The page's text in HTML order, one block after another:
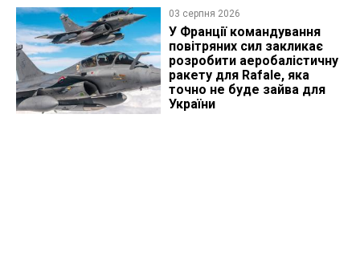
03 серпня 2026
У Франції командування
повітряних сил закликає
розробити аеробалістичну
ракету для Rafale, яка
точно не буде зайва для
України